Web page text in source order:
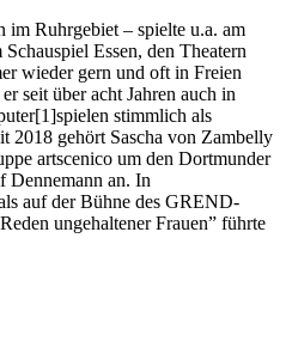
im Ruhrgebiet – spielte u.a. am
Essen, den Theatern
wieder gern und oft in Freien
seit über acht Jahren auch in
stimmlich als
2018 gehört Sascha von Zambelly
artscenico um den Dortmunder
Dennemann an. In
auf der Bühne des GREND-
ungehaltener Frauen” führte